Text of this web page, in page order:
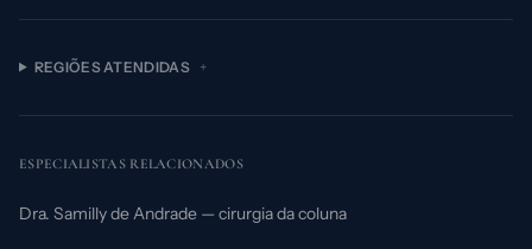
Endoscopia de Coluna
Hérnia de Disco
Para Médicos
REGIÕES ATENDIDAS +
ESPECIALISTAS RELACIONADOS
Dra. Samilly de Andrade — cirurgia da coluna